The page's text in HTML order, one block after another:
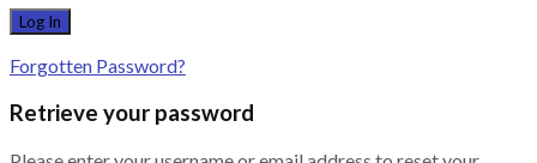
Forgotten Password?
Retrieve your password